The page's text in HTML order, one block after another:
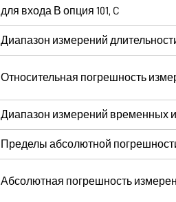
для входа В опция 101, C
Диапазон измерений
Относительная погрешность
Диапазон измерений временных
Пределы абсолютной
Абсолютная погрешность